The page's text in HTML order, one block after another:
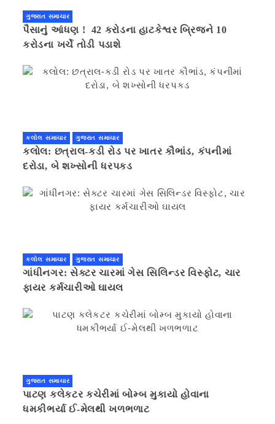
ગુજરાત સમાચાર
પૈસાનું આંધણ ! 42 કરોડના હાટકેશ્વર બ્રિજને 10
કરોડના ખર્ચે તોડી પડાશે
કલોલ સમાચાર ગુજરાત સમાચાર
કલોલ: છત્રાલ-કડી રોડ પર ખાતર કૌભાંડ, કંપનીમાં
દરોડા, બે શખ્સોની ધરપકડ
કલોલ સમાચાર ગુજરાત સમાચાર
ગાંધીનગર: સેક્ટર ચારમાં ગેસ સિલિન્ડર વિસ્ફોટ, ચાર
ફાયર કર્મચારીઓ ઘાયલ
ગુજરાત સમાચાર
પાટણ કલેકટર કચેરીમાં બોમ્બ મુકાયો હોવાના
ધમકીભર્યા ઈ-મેલથી ખળભળાટ